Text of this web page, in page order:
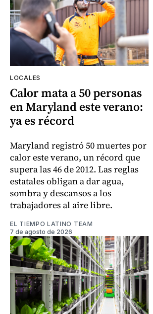
LOCALES
Calor mata a 50 personas
en Maryland este verano:
ya es récord
Maryland registró 50 muertes por
calor este verano, un récord que
supera las 46 de 2012. Las reglas
estatales obligan a dar agua,
sombra y descansos a los
trabajadores al aire libre.
EL TIEMPO LATINO TEAM
7 de agosto de 2026